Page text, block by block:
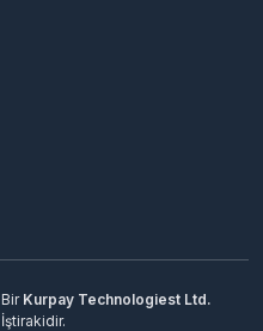
Bir Kurpay Technologiest Ltd.
İştirakidir.